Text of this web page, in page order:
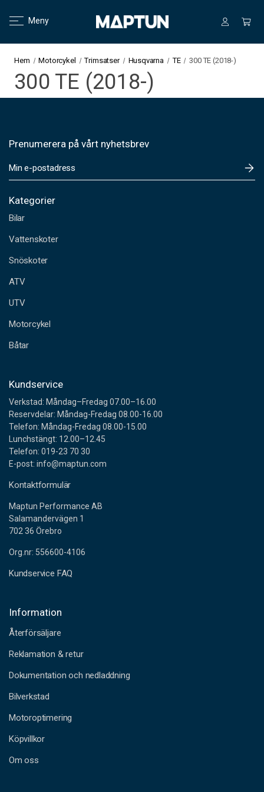
Meny
Hem Motorcykel Trimsatser Husqvarna TE 300 TE (2018-)
300 TE (2018-)
Prenumerera på vårt nyhetsbrev
-
o
t
a
r
s
s
Kategorier
Bilar
Vattenskoter
Snöskoter
ATV
UTV
Motorcykel
Båtar
Kundservice
Verkstad: Måndag–Fredag 07.00–16.00
Reservdelar: Måndag-Fredag 08.00-16.00
Telefon: Måndag-Fredag 08.00-15.00
Lunchstängt: 12.00–12.45
Telefon: 019-23 70 30
E-post: info@maptun.com
Kontaktformulär
Maptun Performance AB
Salamandervägen 1
702 36 Örebro
Org.nr: 556600-4106
Kundservice FAQ
Information
Återförsäljare
Reklamation & retur
Dokumentation och nedladdning
Bilverkstad
Motoroptimering
Köpvillkor
Om oss